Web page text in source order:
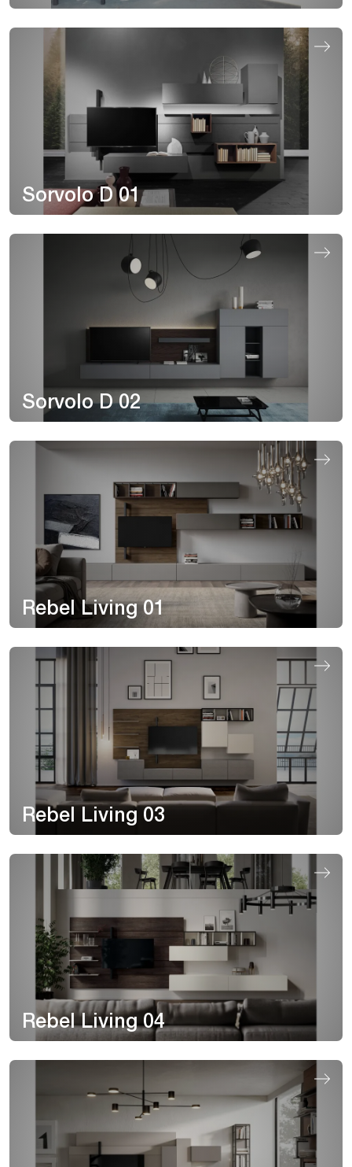
Sorvolo D 01
Sorvolo D 02
Rebel Living 01
Rebel Living 03
Rebel Living 04